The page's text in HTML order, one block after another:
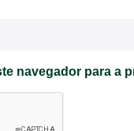
navegador para a